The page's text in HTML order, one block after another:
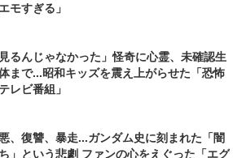
エモすぎる」
見るんじゃなかった」怪奇に心霊、未確認生
まで...昭和キッズを震え上がらせた「恐怖
レビ番組」
、復讐、暴走...ガンダム史に刻まれた「闇
」という悲劇 ファンの心をえぐった「エグ